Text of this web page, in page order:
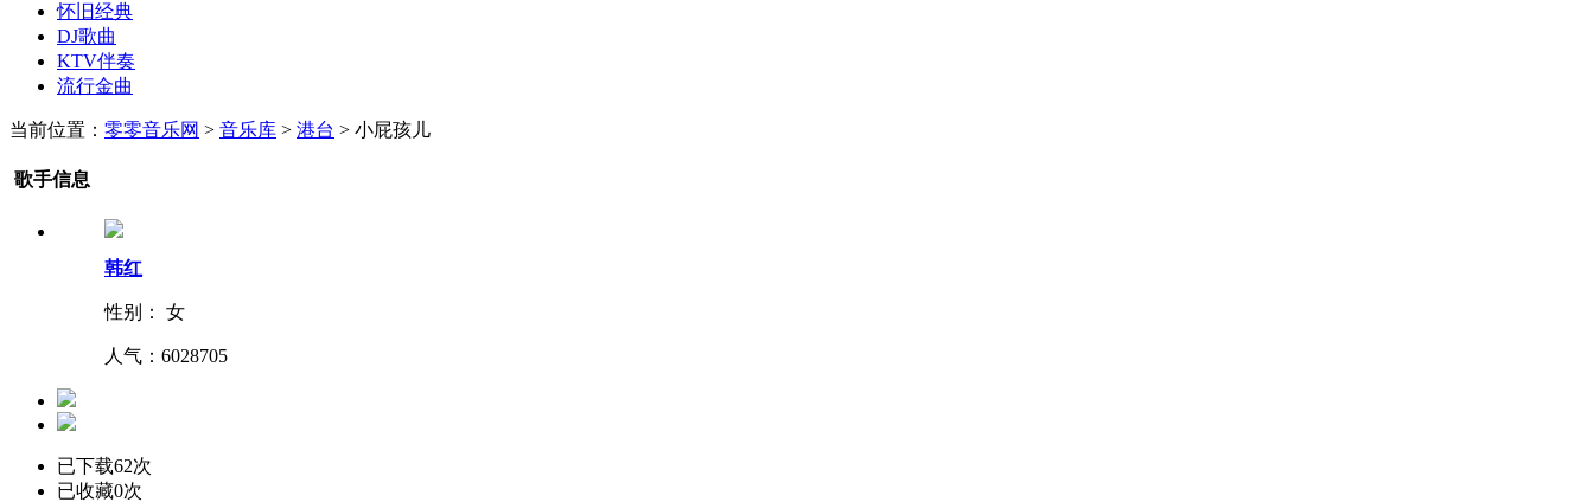
怀旧经典
DJ歌曲
KTV伴奏
流行金曲
当前位置： 零零音乐网 > 音乐库 > 港台 > 小屁孩儿
歌手信息
韩红
性别： 女
人气： 6028705
已下载62次
已收藏0次